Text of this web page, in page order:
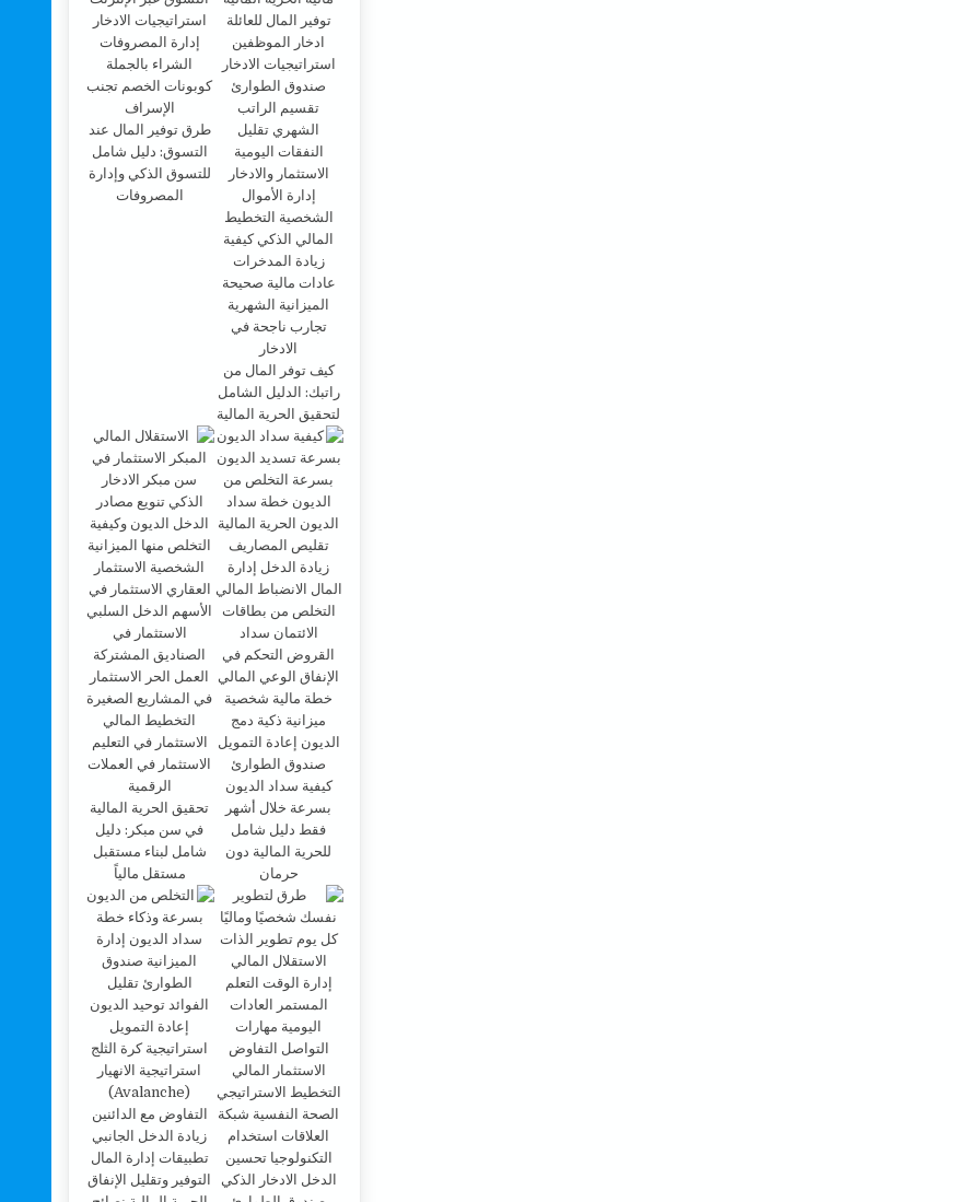
كيف توفر المال من
راتبك: الدليل الشامل
لتحقيق الحرية المالية
طرق توفير المال عند
التسوق: دليل شامل
للتسوق الذكي وإدارة
المصروفات
كيفية سداد الديون
بسرعة خلال أشهر
فقط دليل شامل
للحرية المالية دون
حرمان
تحقيق الحرية المالية
في سن مبكر: دليل
شامل لبناء مستقبل
مستقل مالياً